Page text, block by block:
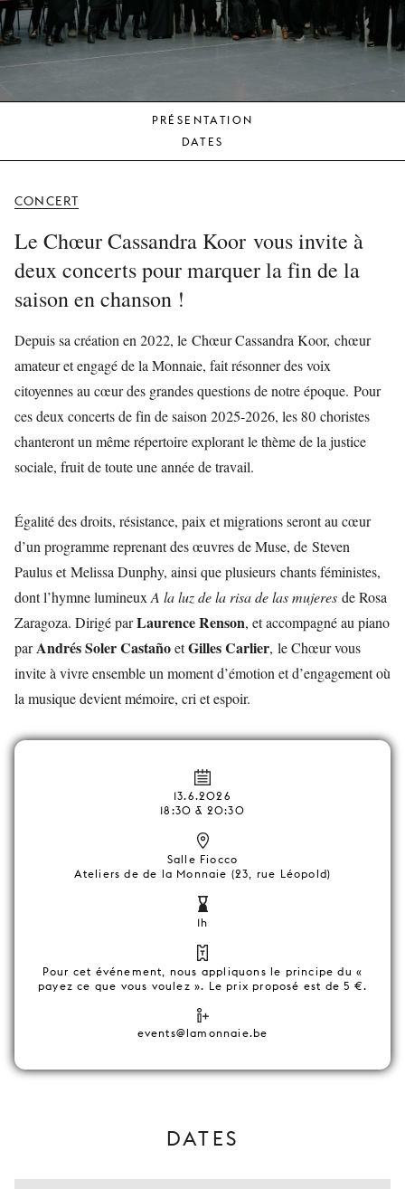
JEUNE
PUBLIC
SOUTENIR
PRÉSENTATION
DATES
CONCERT
Le Chœur Cassandra Koor vous invite à
deux concerts pour marquer la fin de la
saison en chanson !
Depuis sa création en 2022, le Chœur Cassandra Koor, chœur
amateur et engagé de la Monnaie, fait résonner des voix
citoyennes au cœur des grandes questions de notre époque. Pour
ces deux concerts de fin de saison 2025-2026, les 80 choristes
chanteront un même répertoire explorant le thème de la justice
sociale, fruit de toute une année de travail.
Égalité des droits, résistance, paix et migrations seront au cœur
d’un programme reprenant des œuvres de Muse, de Steven
Paulus et Melissa Dunphy, ainsi que plusieurs chants féministes,
dont l’hymne lumineux A la luz de la risa de las mujeres de Rosa
Zaragoza. Dirigé parLaurence Renson, et accompagné au piano
parAndrés Soler CastañoetGilles Carlier, le Chœur vous
invite à vivre ensemble un moment d’émotion et d’engagement où
la musique devient mémoire, cri et espoir.
13.6.2026
18:30 & 20:30
Salle Fiocco
Ateliers de de la Monnaie (23, rue Léopold)
1h
Pour cet événement, nous appliquons le principe du «
payez ce que vous voulez ». Le prix proposé est de 5 €.
events@lamonnaie.be
DATES